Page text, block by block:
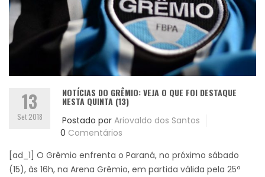
13
Set 2018
NOTÍCIAS DO GRÊMIO: VEJA O QUE FOI DESTAQUE
NESTA QUINTA (13)
Postado por Ariovaldo dos Santos
0 Comentários
[ad_1] O Grêmio enfrenta o Paraná, no próximo sábado
(15), às 16h, na Arena Grêmio, em partida válida pela 25ª